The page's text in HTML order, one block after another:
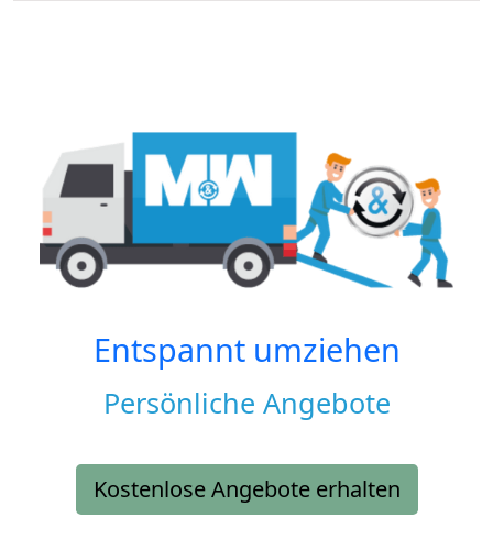
Entspannt umziehen
Persönliche Angebote
Kostenlose Angebote erhalten